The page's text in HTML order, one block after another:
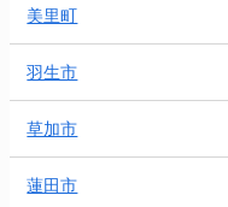
美里町
羽生市
草加市
蓮田市